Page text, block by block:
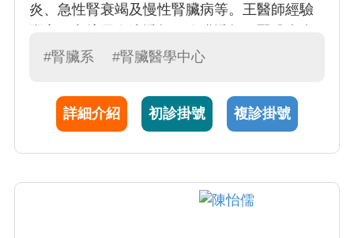
炎、急性腎衰竭及慢性腎臟病等。王醫師經驗
通常以血尿、蛋白尿、電解質異常、水腫、伴
稱慢性腎衰）的病人必須考慮接受透析治療、
血液透析、腹膜透析以及重症透析治療
#腎臟系 #腎臟醫學中心
詳細介紹 初診掛號 複診掛號